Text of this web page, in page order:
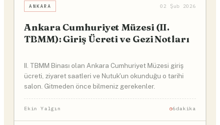
ANKARA 02 Şub 2026
Ankara Cumhuriyet Müzesi (II.
TBMM): Giriş Ücreti ve Gezi Notları
II. TBMM Binası olan Ankara Cumhuriyet Müzesi giriş
ücreti, ziyaret saatleri ve Nutuk'un okunduğu o tarihi
salon. Gitmeden önce bilmeniz gerekenler.
Ekin Yalgın 6dakika